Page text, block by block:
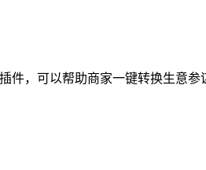
件，可以帮助商家一键转换生意